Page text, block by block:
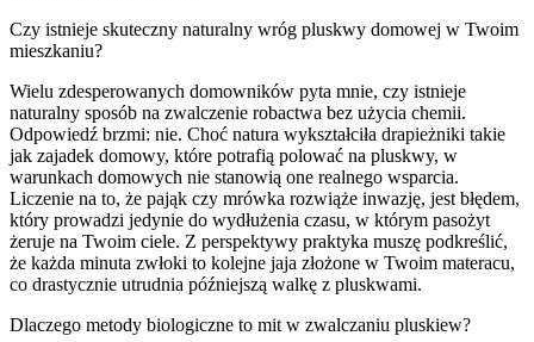
Czy istnieje skuteczny naturalny wróg pluskwy domowej w Twoim
mieszkaniu?
Wielu zdesperowanych domowników pyta mnie, czy istnieje
naturalny sposób na zwalczenie robactwa bez użycia chemii.
Odpowiedź brzmi: nie. Choć natura wykształciła drapieżniki takie
jak zajadek domowy, które potrafią polować na pluskwy, w
warunkach domowych nie stanowią one realnego wsparcia.
Liczenie na to, że pająk czy mrówka rozwiąże inwazję, jest błędem,
który prowadzi jedynie do wydłużenia czasu, w którym pasożyt
żeruje na Twoim ciele. Z perspektywy praktyka muszę podkreślić,
że każda minuta zwłoki to kolejne jaja złożone w Twoim materacu,
co drastycznie utrudnia późniejszą walkę z pluskwami.
Dlaczego metody biologiczne to mit w zwalczaniu pluskiew?